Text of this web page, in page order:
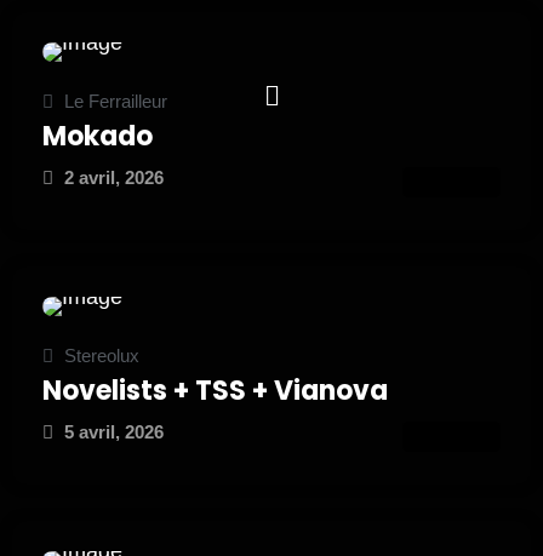
Le Ferrailleur
Mokado
2 avril, 2026
Stereolux
Novelists + TSS + Vianova
5 avril, 2026